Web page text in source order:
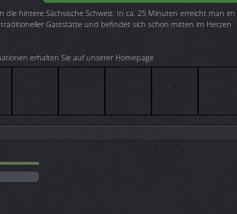
hintere Sächsische Schweiz. In ca. 25 Minuten erreicht man im
Gaststätte und befindet sich schon mitten im Herzen
erhalten Sie auf unserer Homepage